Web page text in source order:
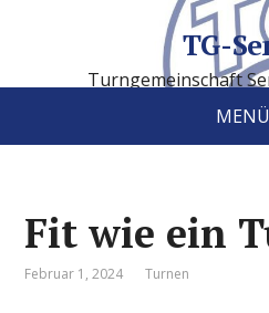
TG-
Turngemeinschaft
Fit wie ein
Februar 1, 2024 Turnen